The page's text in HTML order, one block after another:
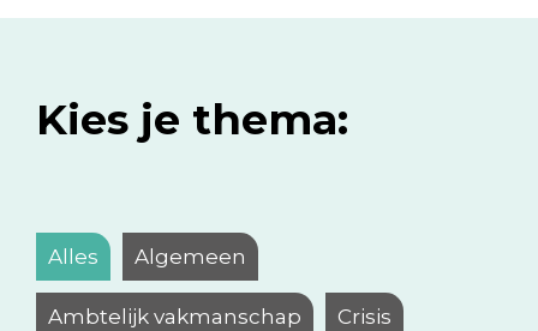
Kies je thema:
Alles Algemeen
Ambtelijk vakmanschap Crisis